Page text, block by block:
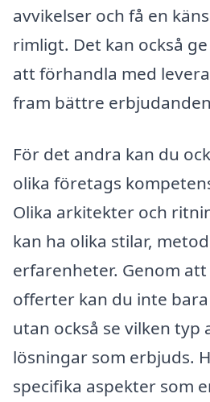
avvikelser och få en
rimligt. Det kan också
att förhandla med
fram bättre
För det andra kan du
olika företags
Olika arkitekter och
kan ha olika stilar,
erfarenheter. Genom
offerter kan du inte
utan också se vilken typ
lösningar som erbjuds.
specifika aspekter som